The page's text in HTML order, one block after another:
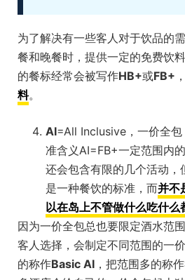
为了解决有一些客人对于饮品的
餐和晚餐时，提供一定的免费饮
的餐标经常会被写作HB+或FB+ ，
料。
AI=All Inclusive，一价全
准含义AI=FB+一定范围内
还会包含有限的几个活动，
是一种餐饮的标准，而并不
以在岛上不管做什么吃什么
因为一价全包总也要限定酒水范
客人选择，会制定不同范围的一
的称作Basic AI ，把范围多的称作